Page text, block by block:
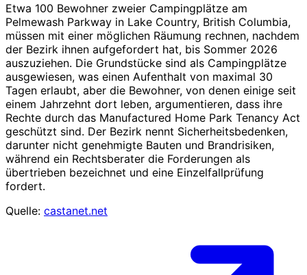
Etwa 100 Bewohner zweier Campingplätze am
Pelmewash Parkway in Lake Country, British Columbia,
müssen mit einer möglichen Räumung rechnen, nachdem
der Bezirk ihnen aufgefordert hat, bis Sommer 2026
auszuziehen. Die Grundstücke sind als Campingplätze
ausgewiesen, was einen Aufenthalt von maximal 30
Tagen erlaubt, aber die Bewohner, von denen einige seit
einem Jahrzehnt dort leben, argumentieren, dass ihre
Rechte durch das Manufactured Home Park Tenancy Act
geschützt sind. Der Bezirk nennt Sicherheitsbedenken,
darunter nicht genehmigte Bauten und Brandrisiken,
während ein Rechtsberater die Forderungen als
übertrieben bezeichnet und eine Einzelfallprüfung
fordert.
Quelle: castanet.net